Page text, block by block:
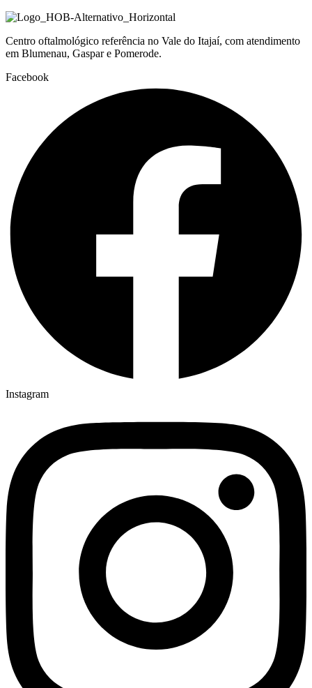
Centro oftalmológico referência no Vale do Itajaí, com atendimento
em Blumenau, Gaspar e Pomerode.
Facebook
Instagram